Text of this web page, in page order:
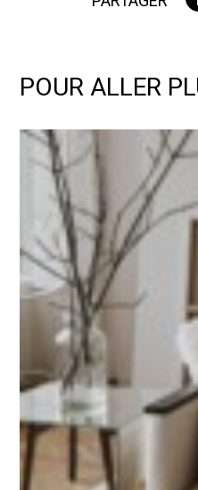
POUR ALLER
Résidentiel : comment